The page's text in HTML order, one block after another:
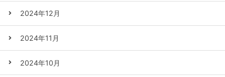
2024年12月
2024年11月
2024年10月